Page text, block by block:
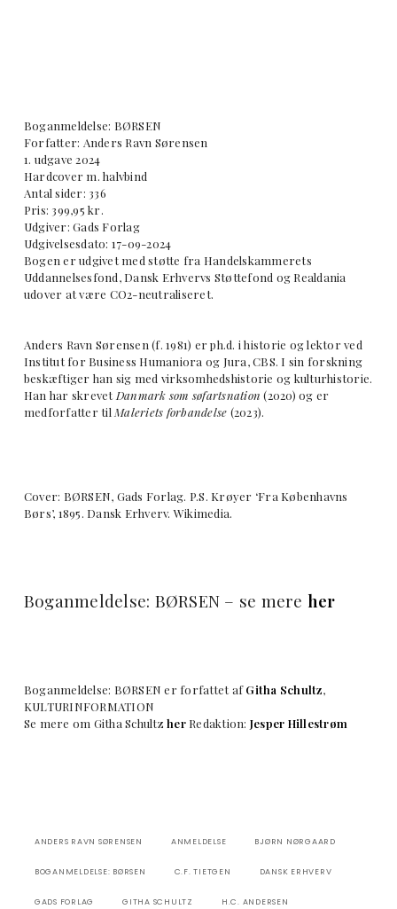
Boganmeldelse: BØRSEN
Forfatter: Anders Ravn Sørensen
1. udgave 2024
Hardcover m. halvbind
Antal sider: 336
Pris: 399,95 kr.
Udgiver: Gads Forlag
Udgivelsesdato: 17-09-2024
Bogen er udgivet med støtte fra Handelskammerets
Uddannelsesfond, Dansk Erhvervs Støttefond og Realdania
udover at være CO2-neutraliseret.
Anders Ravn Sørensen (f. 1981) er ph.d. i historie og lektor ved
Institut for Business Humaniora og Jura, CBS. I sin forskning
beskæftiger han sig med virksomhedshistorie og kulturhistorie.
Han har skrevet Danmark som søfartsnation (2020) og er
medforfatter til Maleriets forbandelse (2023).
Cover: BØRSEN, Gads Forlag. P.S. Krøyer ‘Fra Københavns
Børs’, 1895. Dansk Erhverv. Wikimedia.
Boganmeldelse: BØRSEN – se mere her
Boganmeldelse: BØRSEN er forfattet afGitha Schultz,
KULTURINFORMATION
Se mere om Githa Schultzher Redaktion: Jesper Hillestrøm
ANDERS RAVN SØRENSEN ANMELDELSE BJØRN NØRGAARD
BOGANMELDELSE: BØRSEN C.F. TIETGEN DANSK ERHVERV
GADS FORLAG GITHA SCHULTZ H.C. ANDERSEN